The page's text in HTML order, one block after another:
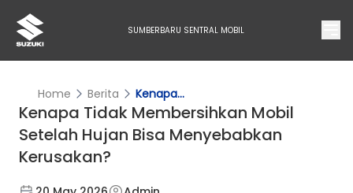
SUMBERBARU SENTRAL MOBIL
Home Berita Kenapa...
Kenapa Tidak Membersihkan Mobil
Setelah Hujan Bisa Menyebabkan
Kerusakan?